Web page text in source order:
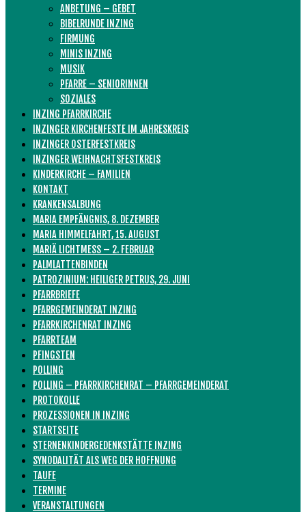
ANBETUNG – GEBET
BIBELRUNDE INZING
FIRMUNG
MINIS INZING
MUSIK
PFARRE – SENIORINNEN
SOZIALES
INZING PFARRKIRCHE
INZINGER KIRCHENFESTE IM JAHRESKREIS
INZINGER OSTERFESTKREIS
INZINGER WEIHNACHTSFESTKREIS
KINDERKIRCHE – FAMILIEN
KONTAKT
KRANKENSALBUNG
MARIA EMPFÄNGNIS, 8. DEZEMBER
MARIA HIMMELFAHRT, 15. AUGUST
MARIÄ LICHTMESS – 2. FEBRUAR
PALMLATTENBINDEN
PATROZINIUM: HEILIGER PETRUS, 29. JUNI
PFARRBRIEFE
PFARRGEMEINDERAT INZING
PFARRKIRCHENRAT INZING
PFARRTEAM
PFINGSTEN
POLLING
POLLING – PFARRKIRCHENRAT – PFARRGEMEINDERAT
PROTOKOLLE
PROZESSIONEN IN INZING
STARTSEITE
STERNENKINDERGEDENKSTÄTTE INZING
SYNODALITÄT ALS WEG DER HOFFNUNG
TAUFE
TERMINE
VERANSTALTUNGEN